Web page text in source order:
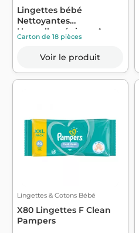
Lingettes bébé
Nettoyantes
Hypoallergénique A
l'Eau x...
Carton de 18 pièces
Voir le produit
Lingettes & Cotons Bébé
X80 Lingettes F Clean
Pampers